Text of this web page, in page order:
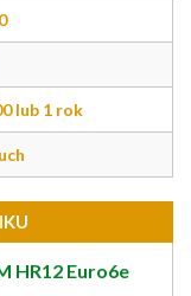
lub 1 rok
HR12 Euro6e